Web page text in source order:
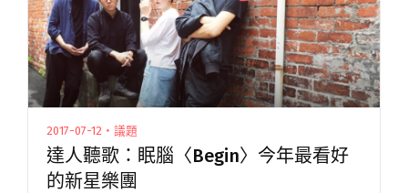
2017-07-12・議題
達人聽歌：眠腦〈Begin〉今年最看好
的新星樂團